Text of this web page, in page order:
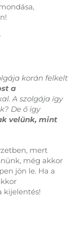
korán felkelt
a
A szolgája így
De ő így
velünk, mint
mert
még akkor
jön le. Ha a
kijelentés!